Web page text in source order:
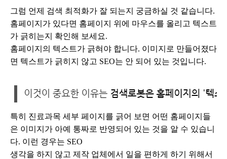
그럼 언제 검색 최적화가 잘 되는지 궁금하실 것 같습니다.
홈페이지가 있다면 홈페이지 위에 마우스를 올리고 텍스트
가 긁히는지 확인해 보세요.
홈페이지의 텍스트가 긁혀야 합니다. 이미지로 만들어졌다
면 텍스트가 긁히지 않고 SEO는 안 되어 있는 것입니다.
특히 진료과목 세부 페이지를 긁어 보면 어떤 홈페이지들
은 이미지가 아예 통짜로 반영되어 있는 것을 알 수 있습니
다. 이런 경우는 SEO
생각을 하지 않고 제작 업체에서 일을 편하게 하기 위해서